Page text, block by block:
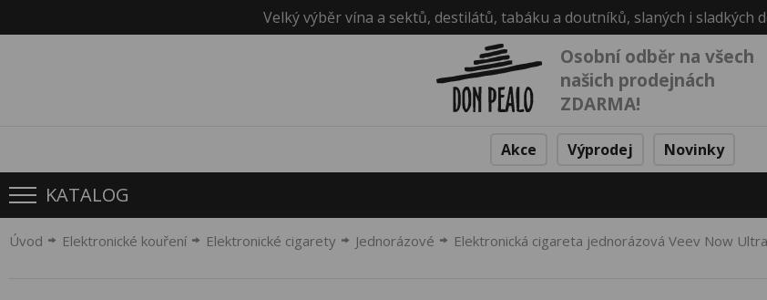
Velký výběr vína a sektů, destilátů, tabáku a doutníků, slaných i sladkých
Osobní odběr na všech
našich prodejnách
ZDARMA!
Akce Výprodej Novinky
KATALOG
Úvod Elektronické kouření Elektronické cigarety Jednorázové Elektronická cigareta jednorázová Veev Now